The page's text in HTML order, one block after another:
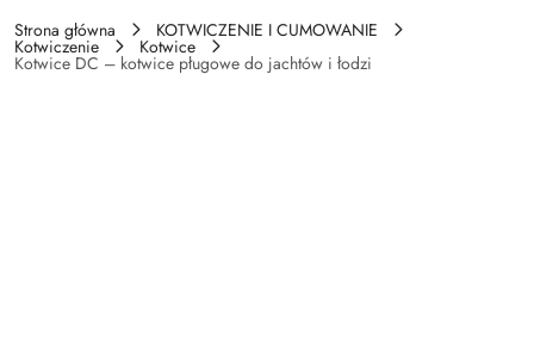
Strona główna KOTWICZENIE I CUMOWANIE
Kotwiczenie Kotwice
Kotwice DC – kotwice pługowe do jachtów i łodzi